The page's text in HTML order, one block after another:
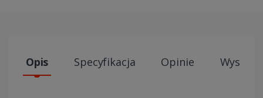
Opis Specyfikacja Opinie Wysyłki